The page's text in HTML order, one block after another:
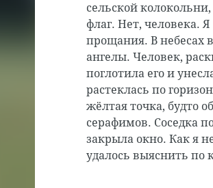
сельской
флаг. Нет, человека.
прощания. В небесах
ангелы. Человек,
поглотила его и
растеклась по
жёлтая точка, будто
серафимов. Соседка
закрыла окно. Как я
удалось выяснить по